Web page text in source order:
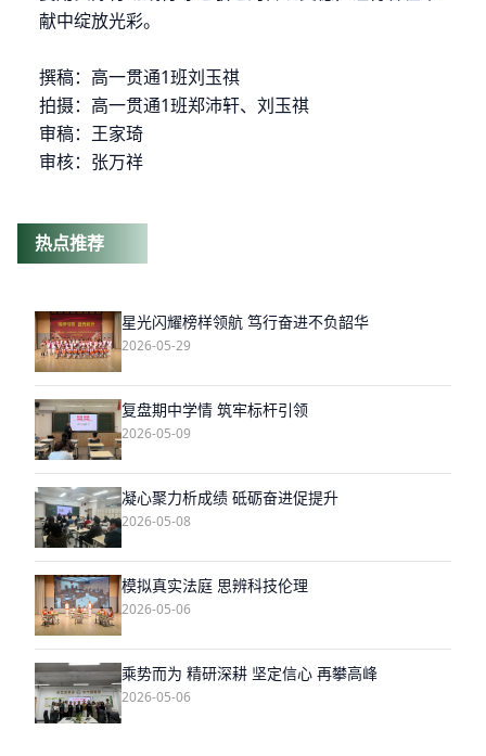
献中绽放光彩。
撰稿： 高一贯通1班刘玉祺
拍摄：高一贯通1班郑沛轩、刘玉祺
审稿： 王家琦
审核： 张万祥
热点推荐
星光闪耀榜样领航 笃行奋进不负韶华
2026-05-29
复盘期中学情 筑牢标杆引领
2026-05-09
凝心聚力析成绩 砥砺奋进促提升
2026-05-08
模拟真实法庭 思辨科技伦理
2026-05-06
乘势而为 精研深耕 坚定信心 再攀高峰
2026-05-06